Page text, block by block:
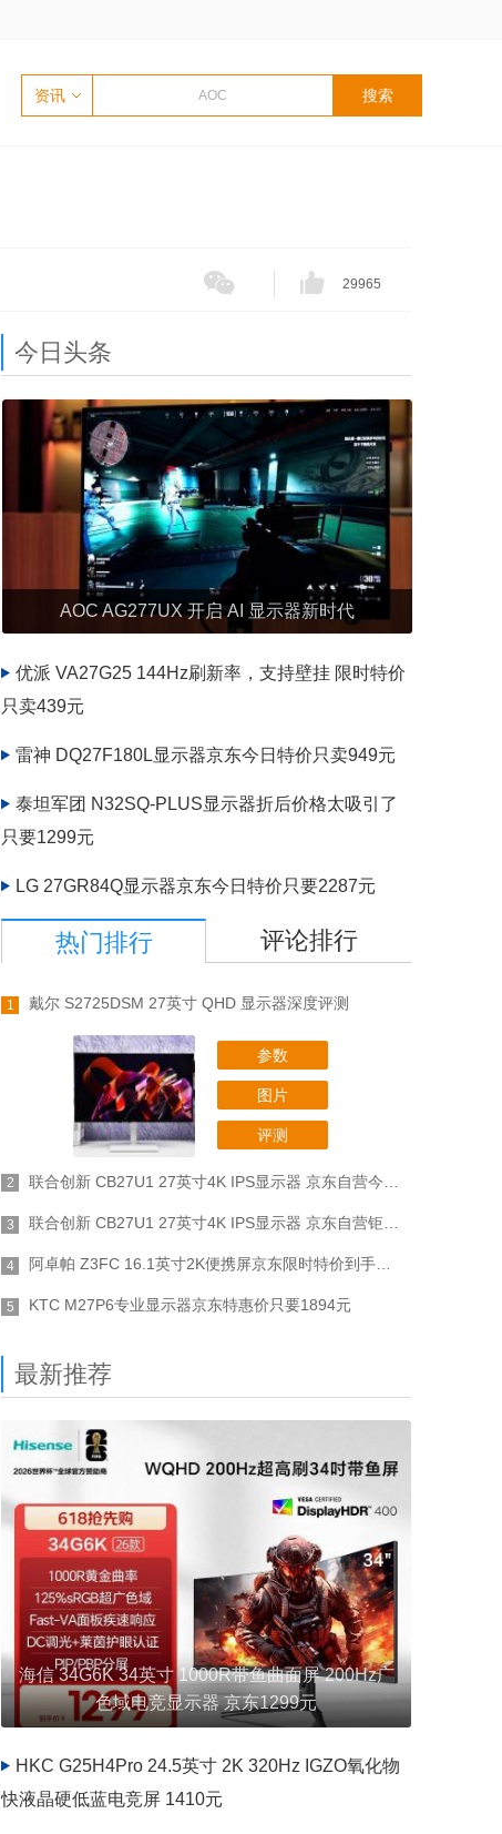
资讯
29965
今日头条
AOC AG277UX 开启 AI 显示器新时代
优派 VA27G25 144Hz刷新率，支持壁挂 限时特价
只卖439元
雷神 DQ27F180L显示器京东今日特价只卖949元
泰坦军团 N32SQ-PLUS显示器折后价格太吸引了
只要1299元
LG 27GR84Q显示器京东今日特价只要2287元
热门排行 评论排行
1 戴尔 S2725DSM 27英寸 QHD 显示器深度评测
参数
图片
评测
2
3
4
5 KTC M27P6专业显示器京东特惠价只要1894元
最新推荐
海信 34G6K 34英寸 1000R带鱼曲面屏 200Hz广
色域电竞显示器 京东1299元
联想 N2521SQ 24.5英寸 2K 275Hz原生 FastIPS
电竞屏 到手799元
HKC G25H4Pro 24.5英寸 2K 320Hz IGZO氧化物
快液晶硬低蓝电竞屏 1410元